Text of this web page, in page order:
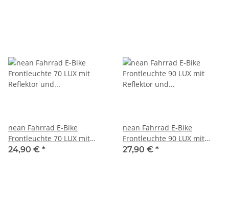
nean Fahrrad E-Bike
Frontleuchte 70 LUX mit
Reflektor und StVZO-
24,90 € *
nean Fahrrad E-Bike
Frontleuchte 90 LUX mit
Reflektor und StVZO-
27,90 € *